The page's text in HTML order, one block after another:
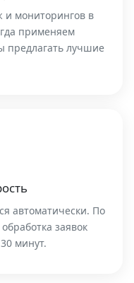
мониторингов в
применяем
предлагать лучшие
автоматически. По
заявок
минут.